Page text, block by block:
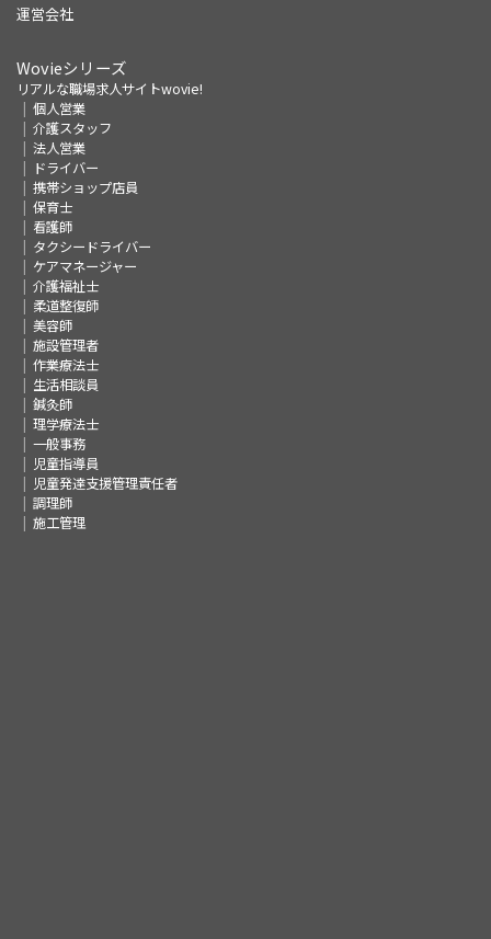
運営会社
Wovieシリーズ
リアルな職場求人サイトwovie!
個人営業
介護スタッフ
法人営業
ドライバー
携帯ショップ店員
保育士
看護師
タクシードライバー
ケアマネージャー
介護福祉士
柔道整復師
美容師
施設管理者
作業療法士
生活相談員
鍼灸師
理学療法士
一般事務
児童指導員
児童発達支援管理責任者
調理師
施工管理